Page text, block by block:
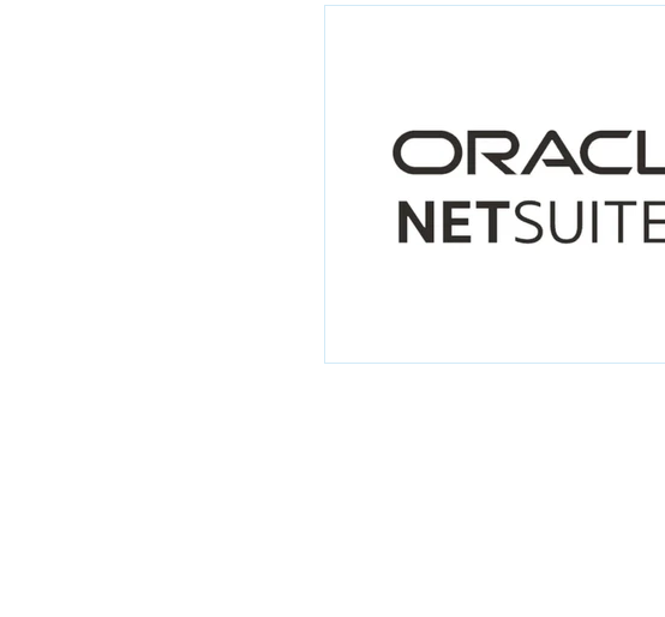
Newsletter CFO 2022
Newsletter CMO 2024